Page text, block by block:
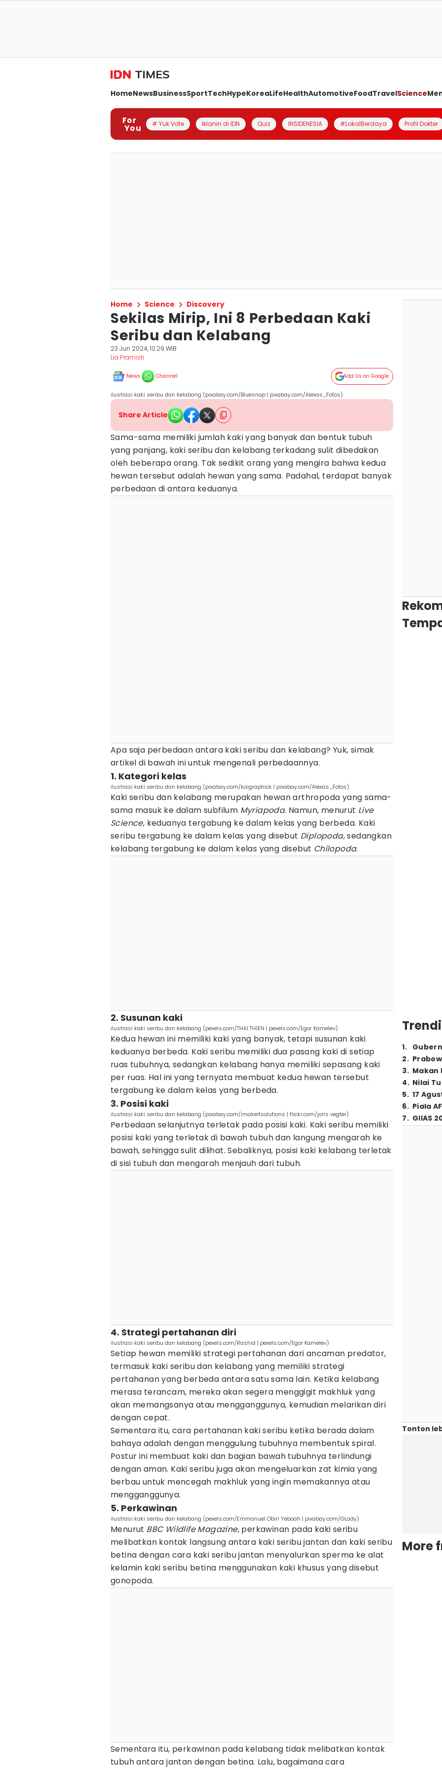
HomeNewsBusinessSportTechHypeKoreaLifeHealthAutomotiveFoodTravelScience
For
You # Yuk Vote Iklanin di IDN Quiz INSIDENESIA #LokalBerdaya Profil Dokter
Home Science Discovery
Sekilas Mirip, Ini 8 Perbedaan Kaki
Seribu dan Kelabang
23 Jun 2024, 10:29 WIB
Lia Pramisti
News Channel Add Us on Google
ilustrasi kaki seribu dan kelabang (pixabay.com/Bluesnap | pixabay.com/Alexas_Fotos)
Share Article
Sama-sama memiliki jumlah kaki yang banyak dan bentuk tubuh
yang panjang, kaki seribu dan kelabang terkadang sulit dibedakan
oleh beberapa orang. Tak sedikit orang yang mengira bahwa kedua
hewan tersebut adalah hewan yang sama. Padahal, terdapat banyak
perbedaan di antara keduanya.
Apa saja perbedaan antara kaki seribu dan kelabang? Yuk, simak
artikel di bawah ini untuk mengenali perbedaannya.
1. Kategori kelas
ilustrasi kaki seribu dan kelabang (pixabay.com/kaigraphick | pixabay.com/Alexas_Fotos)
Kaki seribu dan kelabang merupakan hewan arthropoda yang sama-
sama masuk ke dalam subfilum Myriapoda. Namun, menurut Live
Science, keduanya tergabung ke dalam kelas yang berbeda. Kaki
seribu tergabung ke dalam kelas yang disebut Diplopoda, sedangkan
kelabang tergabung ke dalam kelas yang disebut Chilopoda.
2. Susunan kaki
ilustrasi kaki seribu dan kelabang (pexels.com/THAI THIEN | pexels.com/Egor Kamelev)
Kedua hewan ini memiliki kaki yang banyak, tetapi susunan kaki
keduanya berbeda. Kaki seribu memiliki dua pasang kaki di setiap
ruas tubuhnya, sedangkan kelabang hanya memiliki sepasang kaki
per ruas. Hal ini yang ternyata membuat kedua hewan tersebut
tergabung ke dalam kelas yang berbeda.
3. Posisi kaki
ilustrasi kaki seribu dan kelabang (pixabay.com/imakeitsolutions | flickr.com/joris vegter)
Perbedaan selanjutnya terletak pada posisi kaki. Kaki seribu memiliki
posisi kaki yang terletak di bawah tubuh dan langung mengarah ke
bawah, sehingga sulit dilihat. Sebaliknya, posisi kaki kelabang terletak
di sisi tubuh dan mengarah menjauh dari tubuh.
4. Strategi pertahanan diri
ilustrasi kaki seribu dan kelabang (pexels.com/Rashid | pexels.com/Egor Kamelev)
Setiap hewan memiliki strategi pertahanan dari ancaman predator,
termasuk kaki seribu dan kelabang yang memiliki strategi
pertahanan yang berbeda antara satu sama lain. Ketika kelabang
merasa terancam, mereka akan segera menggigit makhluk yang
akan memangsanya atau mengganggunya, kemudian melarikan diri
dengan cepat.
Sementara itu, cara pertahanan kaki seribu ketika berada dalam
bahaya adalah dengan menggulung tubuhnya membentuk spiral.
Postur ini membuat kaki dan bagian bawah tubuhnya terlindungi
dengan aman. Kaki seribu juga akan mengeluarkan zat kimia yang
berbau untuk mencegah makhluk yang ingin memakannya atau
mengganggunya.
5. Perkawinan
ilustrasi kaki seribu dan kelabang (pexels.com/Emmanuel Obiri Yeboah | pixabay.com/GLady)
Menurut BBC Wildlife Magazine, perkawinan pada kaki seribu
melibatkan kontak langsung antara kaki seribu jantan dan kaki seribu
betina dengan cara kaki seribu jantan menyalurkan sperma ke alat
kelamin kaki seribu betina menggunakan kaki khusus yang disebut
gonopoda.
Sementara itu, perkawinan pada kelabang tidak melibatkan kontak
tubuh antara jantan dengan betina. Lalu, bagaimana cara
1.
2.
3. Makan
4. Nilai
5. 17
6. Piala
7. GIIAS
Tonton
More